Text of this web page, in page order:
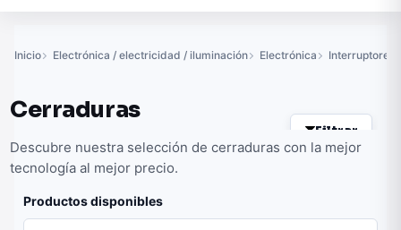
Inicio Electrónica / electricidad / iluminación Electrónica Interruptores
Cerraduras
Filtrar
Descubre nuestra selección de cerraduras con la mejor
tecnología al mejor precio.
Productos disponibles